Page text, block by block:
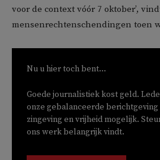
voor de context vóór 7 oktober’,
mensenrechtenschendingen toen
Nu u hier toch bent...
Goede journalistiek kost geld.
onze gebalanceerde
zingeving en vrijheid mogelijk.
ons werk belangrijk vindt.